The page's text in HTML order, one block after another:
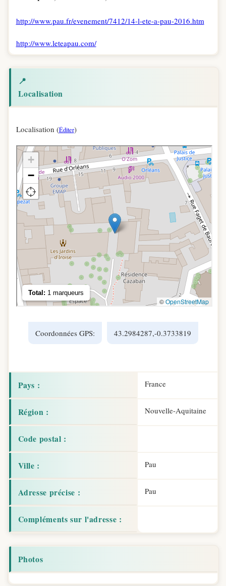
http://www.pau.fr/evenement/7412/14-l-ete-a-pau-2016.htm
http://www.leteapau.com/
📍
Localisation
Localisation (Éditer)
Coordonnées GPS: 43.2984287,-0.3733819
Pays : France
Région : Nouvelle-Aquitaine
Code postal :
Ville : Pau
Adresse précise : Pau
Compléments sur l'adresse :
Photos